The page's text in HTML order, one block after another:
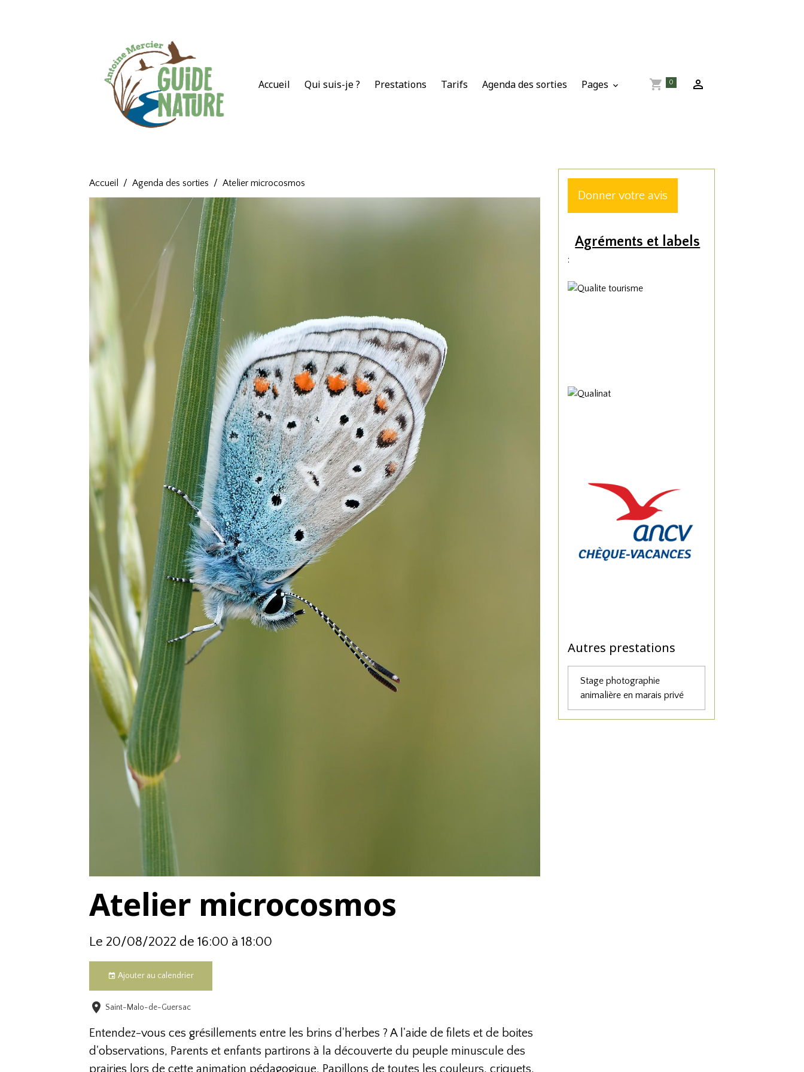
Accueil Qui suis-je ? Prestations Tarifs Agenda des sorties Pages 0
Accueil Agenda des sorties Atelier microcosmos
Atelier microcosmos
Le 20/08/2022 de 16:00 à 18:00
Ajouter au calendrier
Saint-Malo-de-Guersac
Entendez-vous ces grésillements entre les brins d'herbes ? A l'aide de filets et de boites
d'observations, Parents et enfants partirons à la découverte du peuple minuscule des
prairies lors de cette animation pédagogique. Papillons de toutes les couleurs, criquets,
Donner votre avis
Agréments et labels
:
Autres prestations
Stage photographie
animalière en marais privé